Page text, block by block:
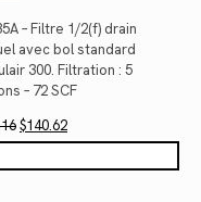
– Filtre 1/2(f) drain
avec bol standard
300. Filtration : 5
– 72 SCF
Le
prix
initial
$140.62Le
prix
actuel